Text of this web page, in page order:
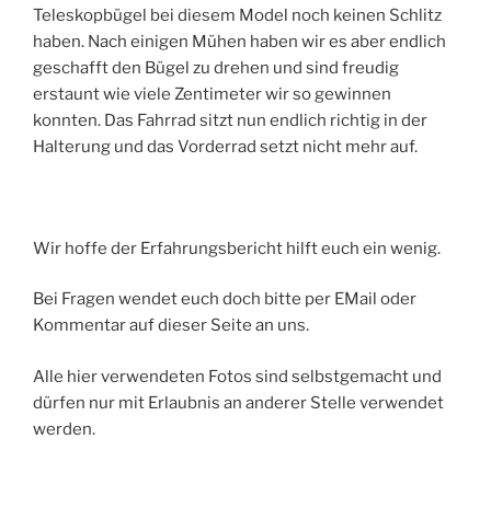
Teleskopbügel bei diesem Model noch keinen Schlitz
haben. Nach einigen Mühen haben wir es aber endlich
geschafft den Bügel zu drehen und sind freudig
erstaunt wie viele Zentimeter wir so gewinnen
konnten. Das Fahrrad sitzt nun endlich richtig in der
Halterung und das Vorderrad setzt nicht mehr auf.
Wir hoffe der Erfahrungsbericht hilft euch ein wenig.
Bei Fragen wendet euch doch bitte per EMail oder
Kommentar auf dieser Seite an uns.
Alle hier verwendeten Fotos sind selbstgemacht und
dürfen nur mit Erlaubnis an anderer Stelle verwendet
werden.